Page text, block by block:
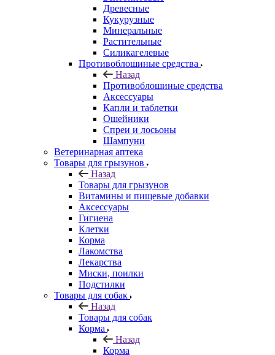
Древесные
Кукурузные
Минеральные
Растительные
Силикагелевые
Противоблошиные средства
Назад
Противоблошиные средства
Аксессуары
Капли и таблетки
Ошейники
Спреи и лосьоны
Шампуни
Ветеринарная аптека
Товары для грызунов
Назад
Товары для грызунов
Витамины и пищевые добавки
Аксессуары
Гигиена
Клетки
Корма
Лакомства
Лекарства
Миски, поилки
Подстилки
Товары для собак
Назад
Товары для собак
Корма
Назад
Корма